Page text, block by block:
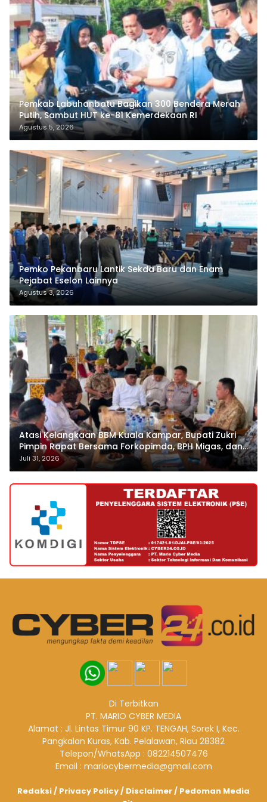
Pemkab Labuhanbatu Bagikan 300 Bendera Merah
Putih, Sambut HUT ke-81 Kemerdekaan RI
Agustus 5, 2026
Pemko Pekanbaru Lantik Sekda Baru dan Enam
Pejabat Eselon Lainnya
Agustus 3, 2026
Atasi Kelangkaan BBM Kuala Kampar, Bupati Zukri
Pimpin Rapat Bersama Forkopimda, BPH Migas, dan
Pertamina
Juli 31, 2026
Di Terbitkan
PT. MARIO CYBER MEDIA
Alamat : Jl. Lintas Timur 90 KP. TENGAH, Sorek I, Kec.
Pangkalan Kuras, Kab. Pelalawan, Riau 28382
Telepon/WhatsApp : 082214507476
Email : mariocybermedia@gmail.com
Redaksi/ Privacy Policy/ Disclaimer/ Pedoman Media